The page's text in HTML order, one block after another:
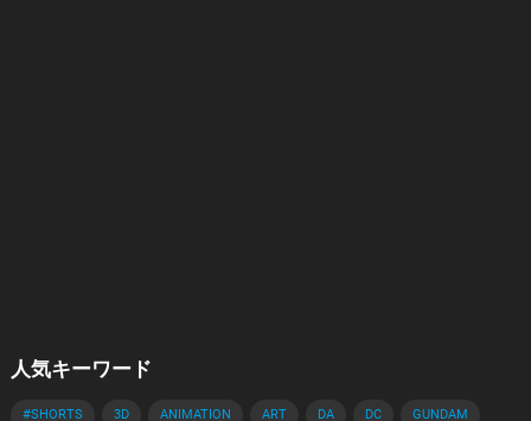
人気キーワード
#SHORTS 3D ANIMATION ART DA DC GUNDAM